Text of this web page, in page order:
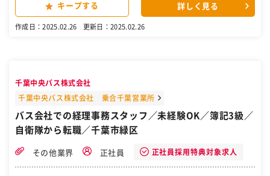
nnovationが今回募集するサポート事務スタッフは、建設プロジェク
切問いません。そのため、「これから事務デビューしたい！」という
験でも安心してチャレンジできます！ 【仕事内容】 気軽にスタートで
きるシンプル業務！建設プロジェクトの運行・進行管理～技術職～事
理業務 ・当日の工程を踏まえて、パートナー企業との日程・工程確認
・必要な書類の確認・作成などの事務対応 ・その他、技術職サポー
するお仕事です。 資材を運んだり、実際に建設の作業を行うのではな
キープする 詳しく見る
作成日：2025.02.26 更新日：2025.02.26
千葉中央バス株式会社
千葉中央バス株式会社 乗合千葉営業所
バス会社での経理事務スタッフ／未経験OK／簿記3級／
自衛隊から転職／千葉市緑区
その他業界 正社員 正社員採用特典対象求人